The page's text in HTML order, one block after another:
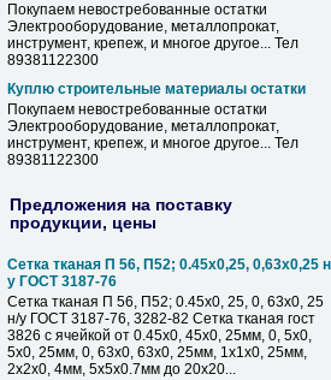
Покупаем невостребованные остатки
Электрооборудование, металлопрокат,
инструмент, крепеж, и многое другое... Тел
89381122300
Куплю строительные материалы остатки
Покупаем невостребованные остатки
Электрооборудование, металлопрокат,
инструмент, крепеж, и многое другое... Тел
89381122300
Предложения на поставку
продукции, цены
Сетка тканая П 56, П52; 0.45х0,25, 0,63х0,25
у ГОСТ 3187-76
Сетка тканая П 56, П52; 0.45х0, 25, 0, 63х0, 25
н/у ГОСТ 3187-76, 3282-82 Сетка тканая гост
3826 с ячейкой от 0.45х0, 45х0, 25мм, 0, 5х0,
5х0, 25мм, 0, 63х0, 63х0, 25мм, 1х1х0, 25мм,
2х2х0, 4мм, 5х5х0.7мм до 20х20...